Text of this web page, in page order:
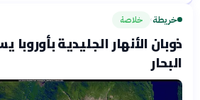
خريطة› خلاصة
ذوبان الأنهار الجليدية بأوروبا
البحار